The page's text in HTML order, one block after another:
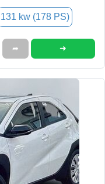
131 kw (178 PS)
➦ ➜